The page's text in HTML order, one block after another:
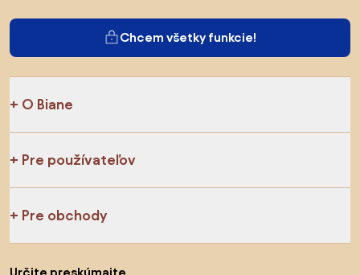
Chcem všetky funkcie!
O Biane
Pre používateľov
Pre obchody
Určite preskúmajte